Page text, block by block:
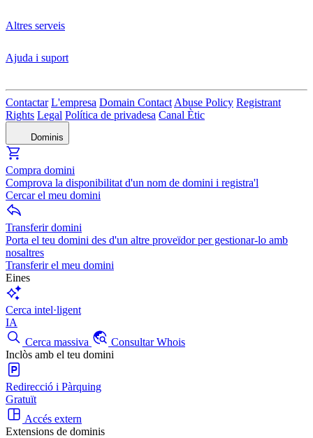
Altres serveis
Ajuda i suport
Contactar L'empresa Domain Contact Abuse Policy Registrant
Rights Legal Política de privadesa Canal Ètic
Dominis
Compra domini
Comprova la disponibilitat d'un nom de domini i registra'l
Cercar el meu domini
Transferir domini
Porta el teu domini des d'un altre proveïdor per gestionar-lo amb
nosaltres
Transferir el meu domini
Eines
Cerca intel·ligent
IA
Cerca massiva
Consultar Whois
Inclòs amb el teu domini
Redirecció i Pàrquing
Gratuït
Accés extern
Extensions de dominis